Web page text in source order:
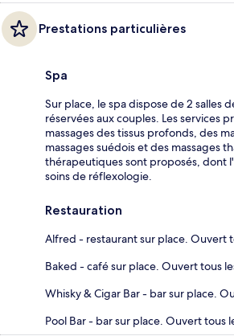
Prestations particulières
Spa
Sur place, le spa dispose de 2 salles
réservées aux couples. Les services
massages des tissus profonds, des
massages suédois et des massages
thérapeutiques sont proposés, dont
soins de réflexologie.
Restauration
Alfred - restaurant sur place. Ouvert
Baked - café sur place. Ouvert tous
Whisky & Cigar Bar - bar sur place.
Pool Bar - bar sur place. Ouvert tous